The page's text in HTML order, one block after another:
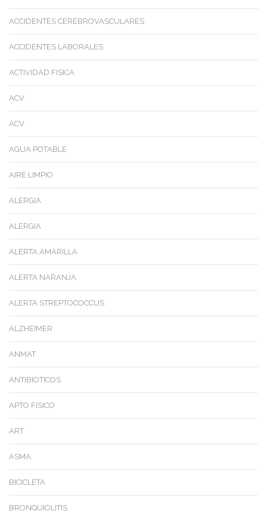
ACCIDENTES CEREBROVASCULARES
ACCIDENTES LABORALES
ACTIVIDAD FISICA
ACV
ACV
AGUA POTABLE
AIRE LIMPIO
ALERGIA
ALERGIA
ALERTA AMARILLA
ALERTA NARANJA
ALERTA STREPTOCOCCUS
ALZHEIMER
ANMAT
ANTIBIOTICOS
APTO FISICO
ART
ASMA
BICICLETA
BRONQUIOLITIS